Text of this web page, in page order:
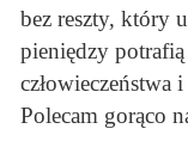
bez reszty, który
pieniędzy
człowieczeństwa
Polecam gorąco